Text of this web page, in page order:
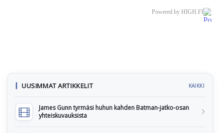
Powered by HIGH.FI
UUSIMMAT ARTIKKELIT KAIKKI
James Gunn tyrmäsi huhun kahden Batman-jatko-osan
yhteiskuvauksista